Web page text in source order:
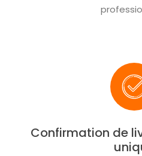
Confirmation de